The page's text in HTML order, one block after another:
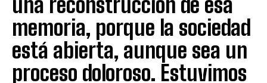
memoria, porque la sociedad
está abierta, aunque sea un
proceso doloroso. Estuvimos